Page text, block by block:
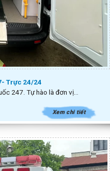
Trực 24/24
247. Tự hào là đơn vị...
Xem chi tiết